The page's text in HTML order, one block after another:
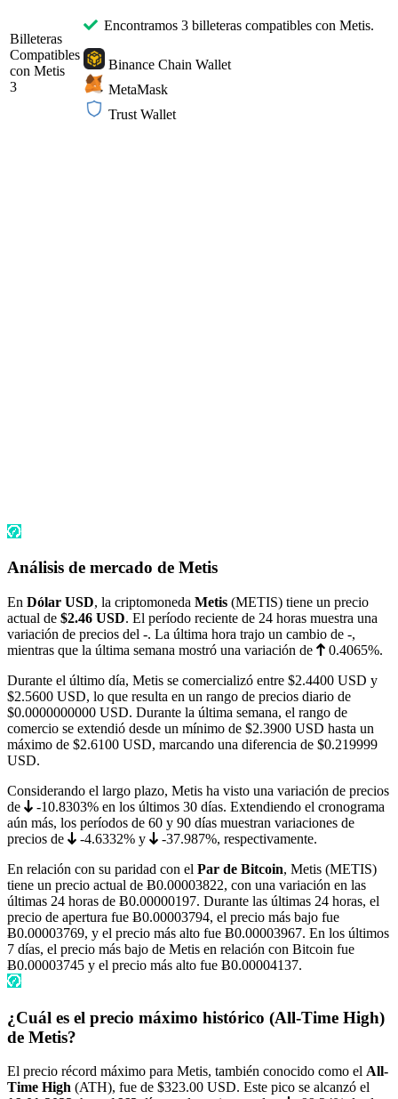
Billeteras
Compatibles
con Metis
3
Encontramos 3 billeteras compatibles con Metis.
Binance Chain Wallet
MetaMask
Trust Wallet
Análisis de mercado de Metis
En Dólar USD, la criptomoneda Metis (METIS) tiene un precio
actual de $2.46 USD. El período reciente de 24 horas muestra una
variación de precios del -. La última hora trajo un cambio de -,
mientras que la última semana mostró una variación de
0.4065%.
Durante el último día, Metis se comercializó entre $2.4400 USD y
$2.5600 USD, lo que resulta en un rango de precios diario de
$0.0000000000 USD. Durante la última semana, el rango de
comercio se extendió desde un mínimo de $2.3900 USD hasta un
máximo de $2.6100 USD, marcando una diferencia de $0.219999
USD.
Considerando el largo plazo, Metis ha visto una variación de precios
de
-10.8303% en los últimos 30 días. Extendiendo el cronograma
aún más, los períodos de 60 y 90 días muestran variaciones de
precios de
-4.6332% y -37.987%, respectivamente.
En relación con su paridad con el Par de Bitcoin, Metis (METIS)
tiene un precio actual de Ƀ0.00003822, con una variación en las
últimas 24 horas de Ƀ0.00000197. Durante las últimas 24 horas, el
precio de apertura fue Ƀ0.00003794, el precio más bajo fue
Ƀ0.00003769, y el precio más alto fue Ƀ0.00003967. En los últimos
7 días, el precio más bajo de Metis en relación con Bitcoin fue
Ƀ0.00003745 y el precio más alto fue Ƀ0.00004137.
¿Cuál es el precio máximo histórico (All-Time High)
de Metis?
El precio récord máximo para Metis, también conocido como el All-
Time High (ATH), fue de $323.00 USD. Este pico se alcanzó el